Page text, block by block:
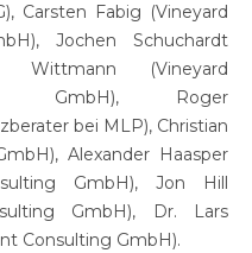
Carsten Fabig (Vineyard
Jochen Schuchardt
Wittmann (Vineyard
GmbH), Roger
bei MLP), Christian
Alexander Haasper
GmbH), Jon Hill
GmbH), Dr. Lars
Consulting GmbH).